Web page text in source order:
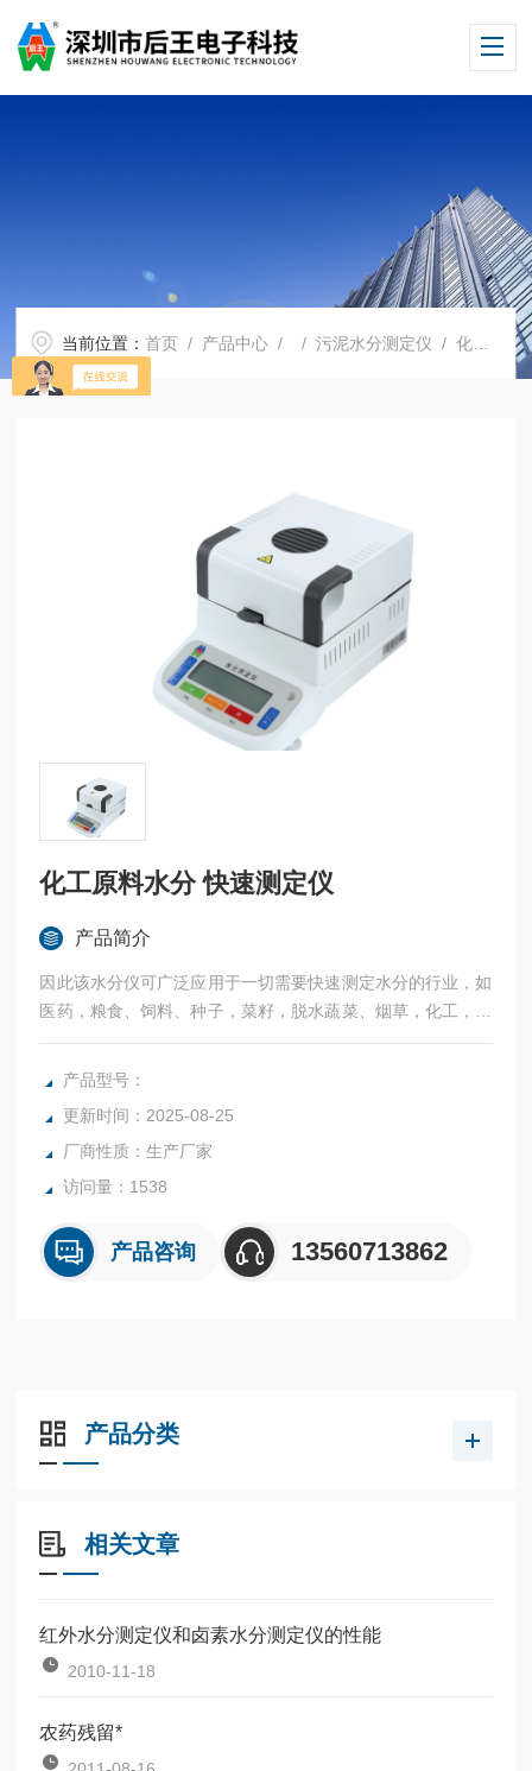
当前位置：首页 / 产品中心 / /污泥水分测定仪 / 化工原料水分 快速测定仪
化工原料水分 快速测定仪
产品简介
因此该水分仪可广泛应用于一切需要快速测定水分的行业，如
医药，粮食、饲料、种子，菜籽，脱水蔬菜、烟草，化工，茶
叶，食品、肉类以及纺织，农林、造纸、橡胶、塑胶、纺织等
行业中的实验室与生产过程中。同时满足固体、颗粒、粉末、
司始终立志于为用户提供多用途，多性能的高质量产品，为您
打造快速，准确，物超所值的水分测定仪**。
产品型号：
更新时间：2025-08-25
厂商性质：生产厂家
访问量：1538
产品咨询 13560713862
产品分类
相关文章
红外水分测定仪和卤素水分测定仪的性能
2010-11-18
农药残留*